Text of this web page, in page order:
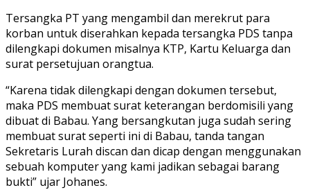
Tersangka PT yang mengambil dan merekrut para
korban untuk diserahkan kepada tersangka PDS tanpa
dilengkapi dokumen misalnya KTP, Kartu Keluarga dan
surat persetujuan orangtua.
“Karena tidak dilengkapi dengan dokumen tersebut,
maka PDS membuat surat keterangan berdomisili yang
dibuat di Babau. Yang bersangkutan juga sudah sering
membuat surat seperti ini di Babau, tanda tangan
Sekretaris Lurah discan dan dicap dengan menggunakan
sebuah komputer yang kami jadikan sebagai barang
bukti” ujar Johanes.